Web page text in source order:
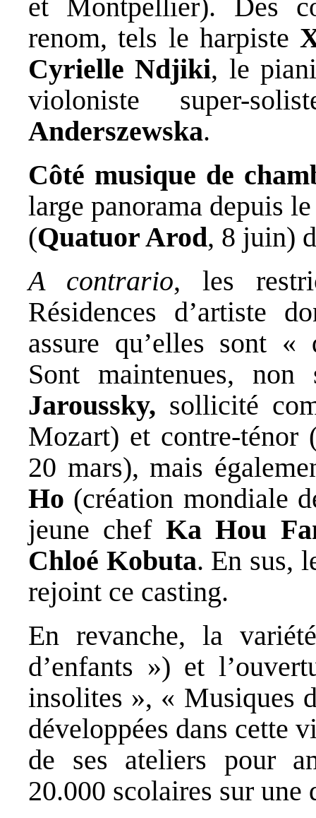
et Montpellier). Des
renom, tels le harpiste
Cyrielle Ndjiki, le
violoniste super-
Anderszewska.
Côté musique de
large panorama depuis
(Quatuor Arod, 8 juin)
A contrario, les
Résidences d’artiste
assure qu’elles sont
Sont maintenues,
Jaroussky, sollicité
Mozart) et contre-ténor
20 mars), mais
Ho (création mondiale
jeune chef Ka Hou
Chloé Kobuta. En sus,
rejoint ce casting.
En revanche, la
d’enfants ») et
insolites », « Musiques
développées dans cette
de ses ateliers pour
20.000 scolaires sur une